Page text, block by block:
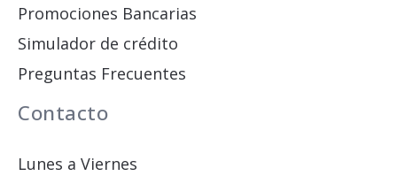
Promociones Bancarias
Simulador de crédito
Preguntas Frecuentes
Contacto
Lunes a Viernes